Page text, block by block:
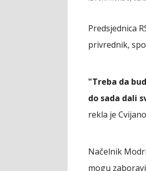
Predsjednica
privrednik,
"Treba da
do sada dali
rekla je
Načelnik
mogu